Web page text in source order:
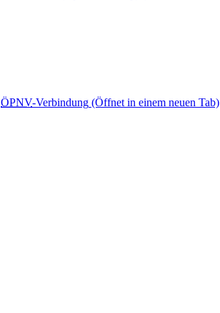
ÖPNV-Verbindung (Öffnet in einem neuen Tab)